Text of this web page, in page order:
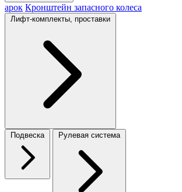
арок Кронштейн запасного колеса
Лифт-комплекты, проставки
Подвеска Рулевая система